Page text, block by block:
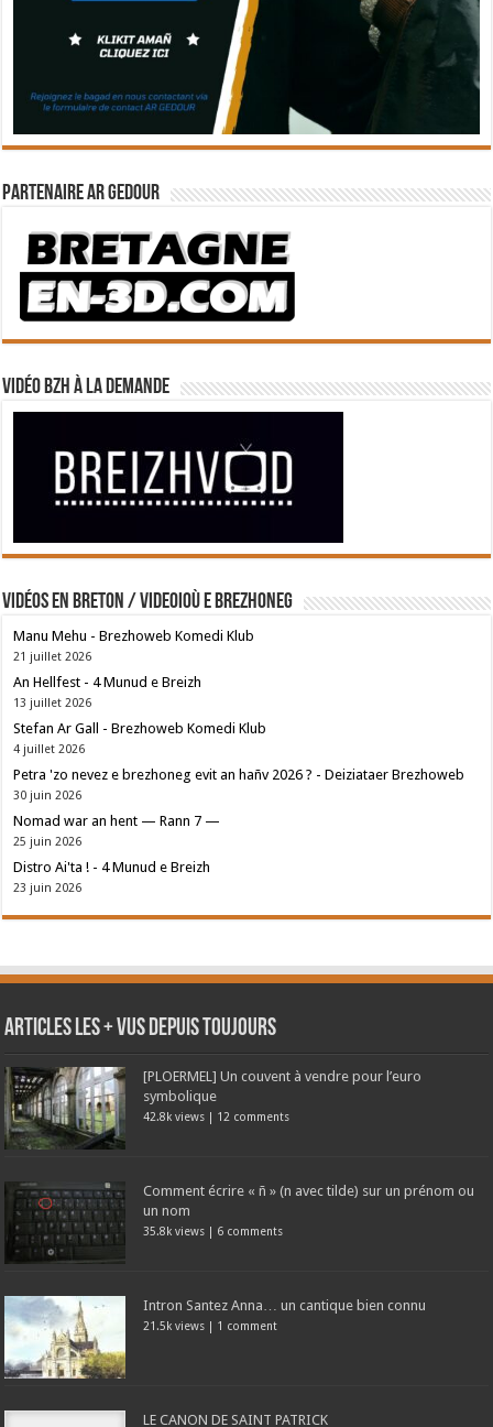
Partenaire Ar Gedour
Vidéo BZH à la demande
Vidéos en breton / Videoioù e brezhoneg
Manu Mehu - Brezhoweb Komedi Klub
21 juillet 2026
An Hellfest - 4 Munud e Breizh
13 juillet 2026
Stefan Ar Gall - Brezhoweb Komedi Klub
4 juillet 2026
Petra 'zo nevez e brezhoneg evit an hañv 2026 ? - Deiziataer Brezhoweb
30 juin 2026
Nomad war an hent — Rann 7 —
25 juin 2026
Distro Ai'ta ! - 4 Munud e Breizh
23 juin 2026
Articles les + vus depuis toujours
[PLOERMEL] Un couvent à vendre pour l’euro
symbolique
42.8k views | 12 comments
Comment écrire « ñ » (n avec tilde) sur un prénom ou
un nom
35.8k views | 6 comments
Intron Santez Anna… un cantique bien connu
21.5k views | 1 comment
LE CANON DE SAINT PATRICK